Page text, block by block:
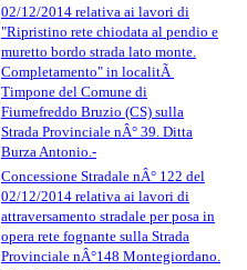
02/12/2014 relativa ai lavori di
"Ripristino rete chiodata al pendio e
muretto bordo strada lato monte.
Completamento" in localitÃ
Timpone del Comune di
Fiumefreddo Bruzio (CS) sulla
Strada Provinciale nÂ° 39. Ditta
Burza Antonio.-
Concessione Stradale nÂ° 122 del
02/12/2014 relativa ai lavori di
attraversamento stradale per posa in
opera rete fognante sulla Strada
Provinciale nÂ°148 Montegiordano.